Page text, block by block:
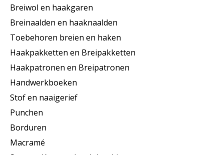
Breiwol en haakgaren
Breinaalden en haaknaalden
Toebehoren breien en haken
Haakpakketten en Breipakketten
Haakpatronen en Breipatronen
Handwerkboeken
Stof en naaigerief
Punchen
Borduren
Macramé